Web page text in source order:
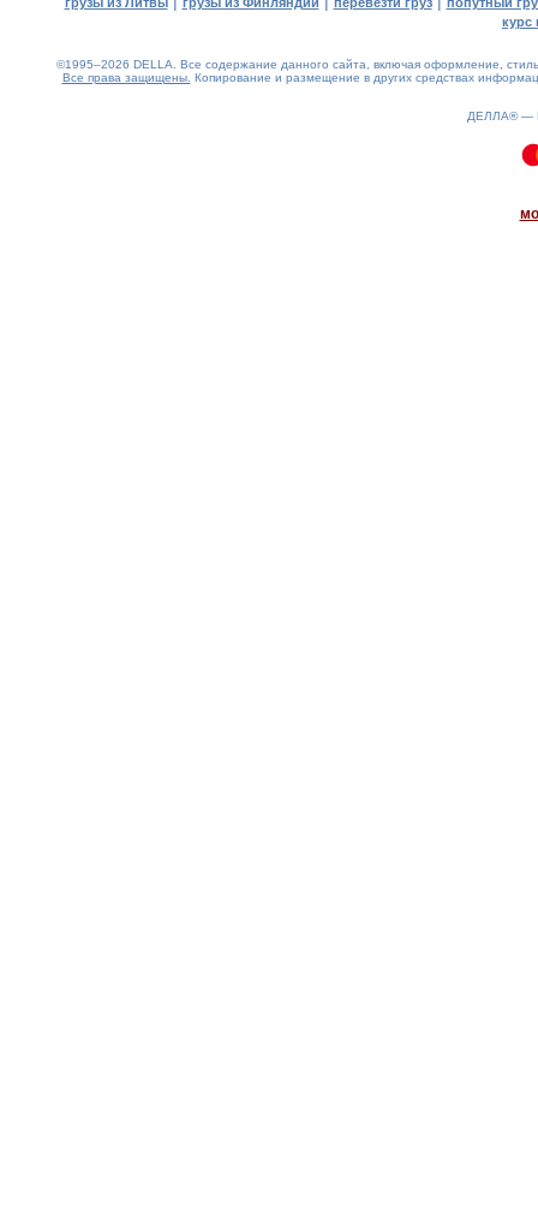
курс
©1995–2026 DELLA. Все содержание данного сайта, включая оформление,
Все права защищены. Копирование и размещение в других средствах
ДЕЛЛА® —